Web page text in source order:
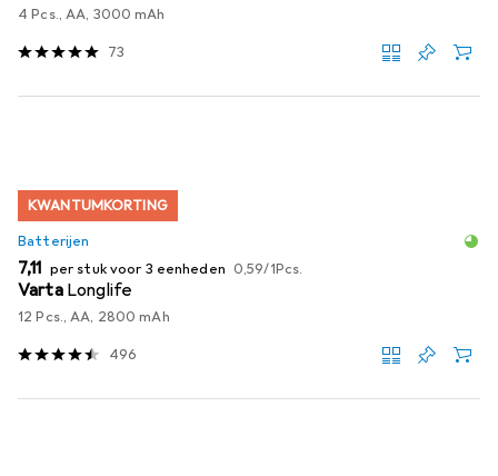
4 Pcs., AA, 3000 mAh
73
KWANTUMKORTING
Batterijen
EUR
7,11 per stuk voor 3 eenheden EUR
0,59/1Pcs.
Varta Longlife
12 Pcs., AA, 2800 mAh
496